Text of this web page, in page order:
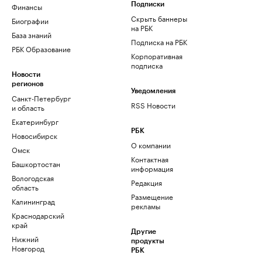
Финансы
Биографии
База знаний
РБК Образование
Новости
регионов
Санкт-Петербург
и область
Екатеринбург
Новосибирск
Омск
Башкортостан
Вологодская
область
Калининград
Краснодарский
край
Нижний
Новгород
Подписки
Скрыть баннеры
на РБК
Подписка на РБК
Корпоративная
подписка
Уведомления
RSS Новости
РБК
О компании
Контактная
информация
Редакция
Размещение
рекламы
Другие
продукты
РБК